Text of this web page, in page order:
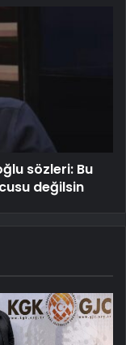
sözleri: Bu
değilsin